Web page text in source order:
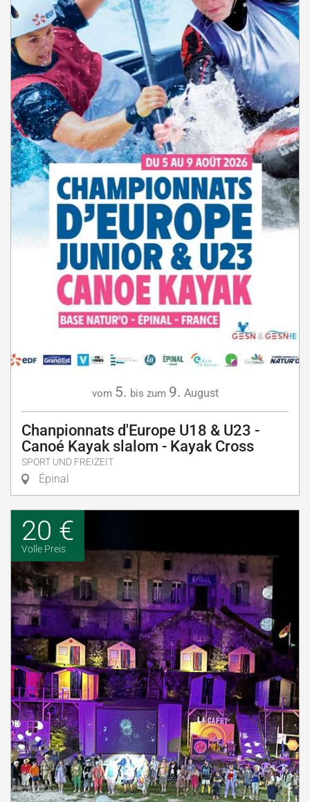
vom 5. bis zum 9. August
Chanpionnats d'Europe U18 & U23 -
Canoé Kayak slalom - Kayak Cross
SPORT UND FREIZEIT
Épinal
20 €
Volle Preis